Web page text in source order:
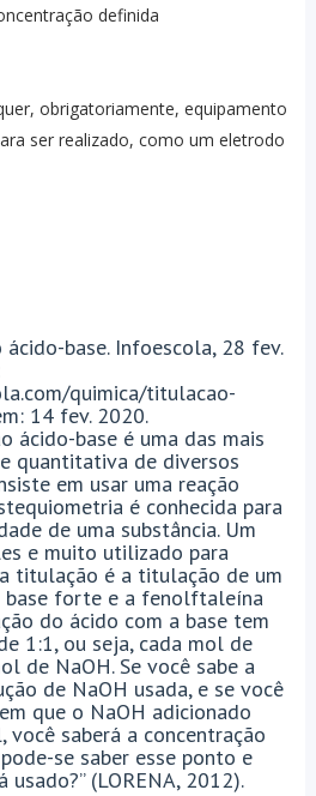
definida
obrigatoriamente, equipamento
ser realizado, como um eletrodo
ácido-base. Infoescola, 28 fev.
quimica/titulacao-
14 fev. 2020.
ácido-base é uma das mais
quantitativa de diversos
em usar uma reação
é conhecida para
de uma substância. Um
e muito utilizado para
titulação é a titulação de um
base forte e a fenolftaleína
do ácido com a base tem
1:1, ou seja, cada mol de
de NaOH. Se você sabe a
de NaOH usada, e se você
que o NaOH adicionado
você saberá a concentração
se saber esse ponto e
(LORENA, 2012).